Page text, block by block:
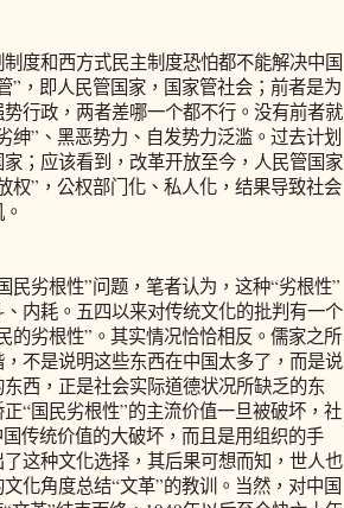
和西方式民主制度恐怕都不能解决中国
”，即人民管国家，国家管社会；前者是为
行政，两者差哪一个都不行。没有前者就
绅”、黑恶势力、自发势力泛滥。过去计划
；应该看到，改革开放至今，人民管国家
权”，公权部门化、私人化，结果导致社会
劣根性”问题，笔者认为，这种“劣根性”
内耗。五四以来对传统文化的批判有一个
的劣根性”。其实情况恰恰相反。儒家之所
不是说明这些东西在中国太多了，而是说
西，正是社会实际道德状况所缺乏的东
“国民劣根性”的主流价值一旦被破坏，社
传统价值的大破坏，而且是用组织的手
这种文化选择，其后果可想而知，世人也
化角度总结“文革”的教训。当然，对中国